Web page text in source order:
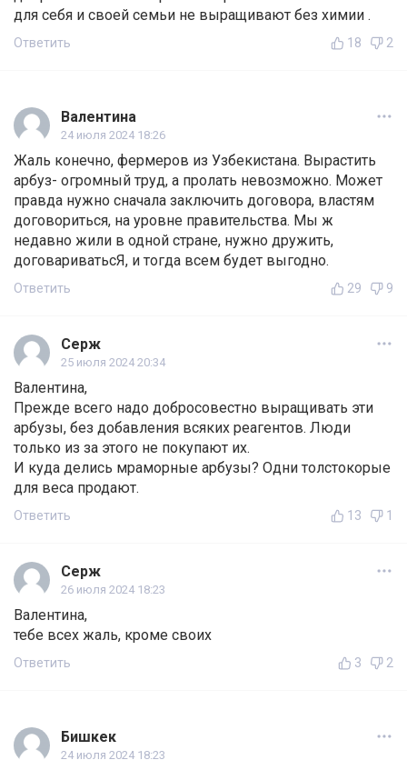
для себя и своей семьи не выращивают без химии .
Ответить 18 2
Валентина
24 июля 2024 18:26
Жаль конечно, фермеров из Узбекистана. Вырастить
арбуз- огромный труд, а пролать невозможно. Может
правда нужно сначала заключить договора, властям
договориться, на уровне правительства. Мы ж
недавно жили в одной стране, нужно дружить,
договариватьсЯ, и тогда всем будет выгодно.
Ответить 29 9
Серж
25 июля 2024 20:34
Валентина,
Прежде всего надо добросовестно выращивать эти
арбузы, без добавления всяких реагентов. Люди
только из за этого не покупают их.
И куда делись мраморные арбузы? Одни толстокорые
для веса продают.
Ответить 13 1
Серж
26 июля 2024 18:23
Валентина,
тебе всех жаль, кроме своих
Ответить 3 2
Бишкек
24 июля 2024 18:23